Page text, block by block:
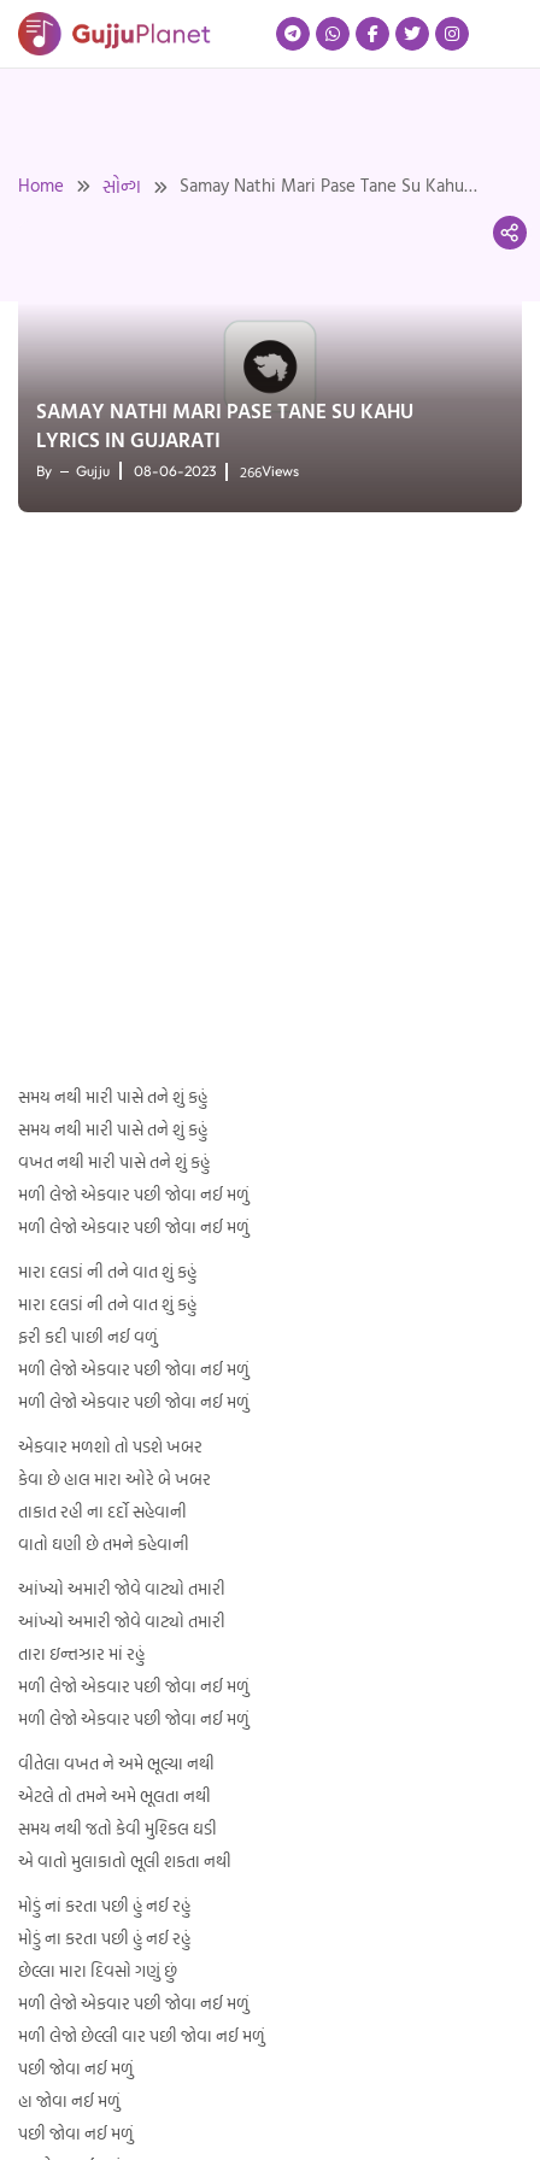
Skip
Home સોન્ગ
Samay Nathi Mari Pase Tane Su Kahu
SAMAY NATHI MARI PASE TANE SU KAHU
LYRICS IN GUJARATI
By Gujju 08-06-2023 266Views
સમય નથી મારી પાસે તને શું કહું
સમય નથી મારી પાસે તને શું કહું
વખત નથી મારી પાસે તને શું કહું
મળી લેજો એકવાર પછી જોવા નઈ મળું
મળી લેજો એકવાર પછી જોવા નઈ મળું
મારા દલડાં ની તને વાત શું કહું
મારા દલડાં ની તને વાત શું કહું
ફરી કદી પાછી નઈ વળું
મળી લેજો એકવાર પછી જોવા નઈ મળું
મળી લેજો એકવાર પછી જોવા નઈ મળું
એકવાર મળશો તો પડશે ખબર
કેવા છે હાલ મારા ઓરે બે ખબર
તાકાત રહી ના દર્દો સહેવાની
વાતો ઘણી છે તમને કહેવાની
આંખ્યો અમારી જોવે વાટ્યો તમારી
આંખ્યો અમારી જોવે વાટ્યો તમારી
તારા ઇન્તઝાર માં રહું
મળી લેજો એકવાર પછી જોવા નઈ મળું
મળી લેજો એકવાર પછી જોવા નઈ મળું
વીતેલા વખત ને અમે ભૂલ્યા નથી
એટલે તો તમને અમે ભૂલતા નથી
સમય નથી જતો કેવી મુશ્કિલ ઘડી
એ વાતો મુલાકાતો ભૂલી શકતા નથી
મોડું નાં કરતા પછી હું નઈ રહું
મોડું ના કરતા પછી હું નઈ રહું
છેલ્લા મારા દિવસો ગણું છું
મળી લેજો એકવાર પછી જોવા નઈ મળું
મળી લેજો છેલ્લી વાર પછી જોવા નઈ મળું
પછી જોવા નઈ મળું
હા જોવા નઈ મળું
પછી જોવા નઈ મળું